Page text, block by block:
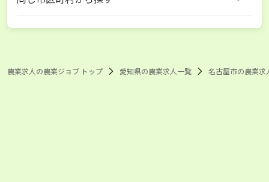
農業求人の農業ジョブ トップ 愛知県の農業求人一覧 名古屋市の農業求